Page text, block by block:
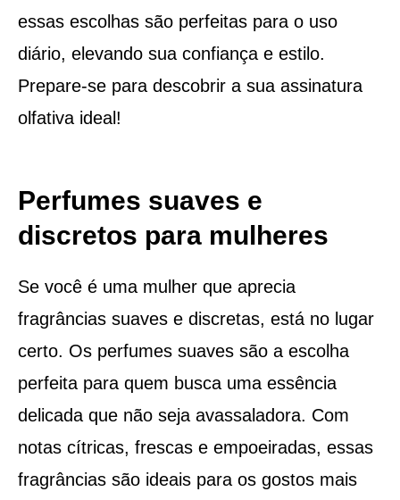
essas escolhas são perfeitas para o uso
diário, elevando sua confiança e estilo.
Prepare-se para descobrir a sua assinatura
olfativa ideal!
Perfumes suaves e
discretos para mulheres
Se você é uma mulher que aprecia
fragrâncias suaves e discretas, está no lugar
certo. Os perfumes suaves são a escolha
perfeita para quem busca uma essência
delicada que não seja avassaladora. Com
notas cítricas, frescas e empoeiradas, essas
fragrâncias são ideais para os gostos mais